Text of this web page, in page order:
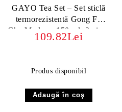
GAYO Tea Set – Set sticlă
termorezistentă Gong Fu
Cha Modern, 150 ml, 2 piese
109.82Lei
Produs disponibil